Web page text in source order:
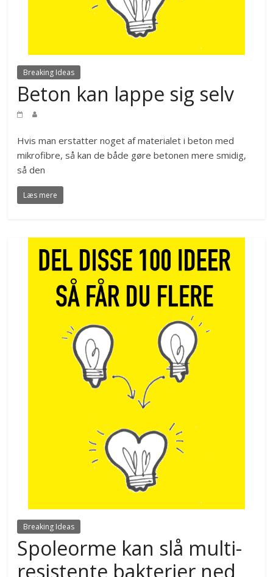
Breaking Ideas
Beton kan lappe sig selv
Hvis man erstatter noget af materialet i beton med
mikrofibre, så kan de både gøre betonen mere smidig,
så den
Læs mere
Breaking Ideas
Spoleorme kan slå multi-
resistente bakterier ned